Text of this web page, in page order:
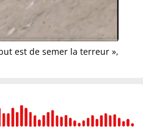
est de semer la terreur »,